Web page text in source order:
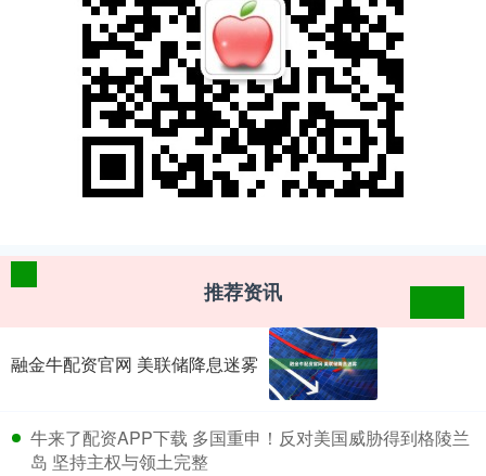
推荐资讯
融金牛配资官网 美联储降息迷雾
​牛来了配资APP下载 多国重申！反对美国威胁得到格陵兰
岛 坚持主权与领土完整